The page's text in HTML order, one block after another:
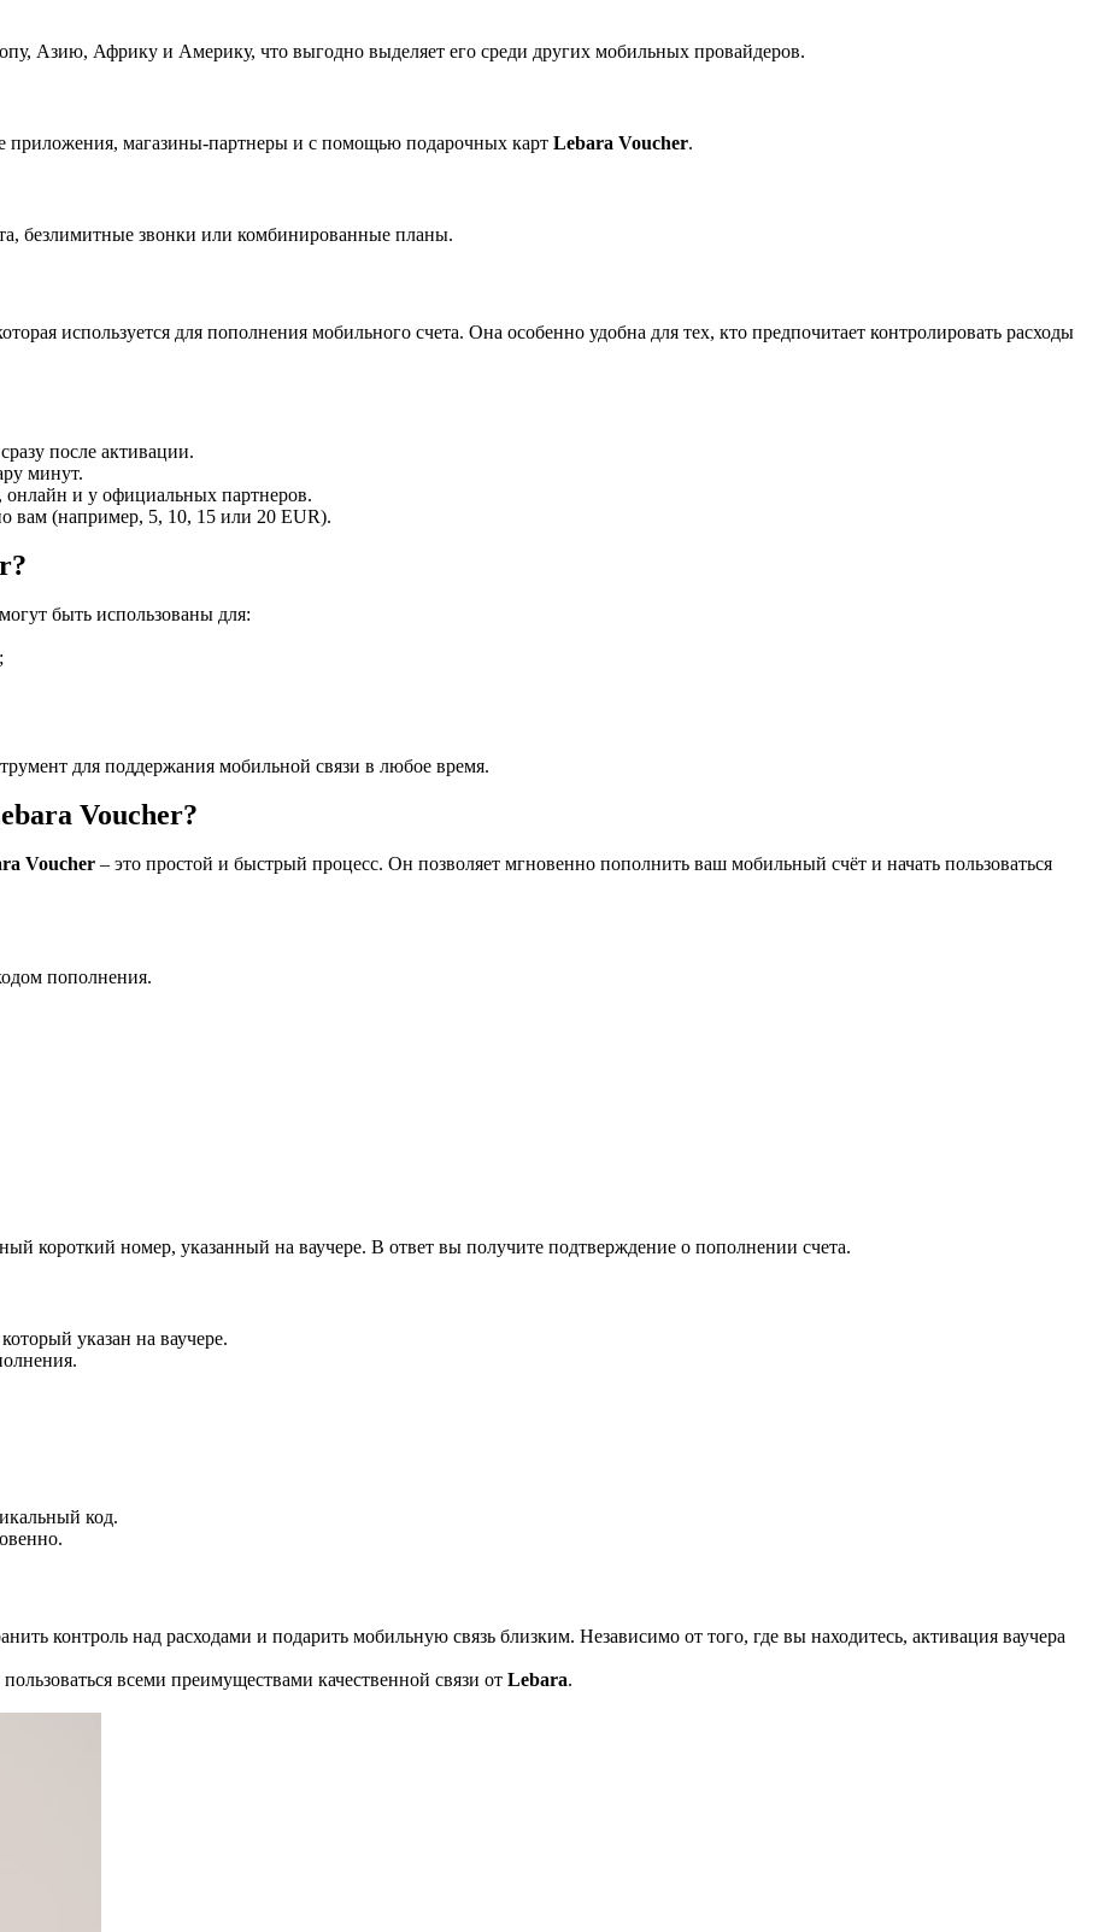
Азию, Африку и Америку, что выгодно выделяет его среди других мобильных провайдеров.
приложения, магазины-партнеры и с помощью подарочных карт Lebara Voucher.
безлимитные звонки или комбинированные планы.
используется для пополнения мобильного счета. Она особенно удобна для тех, кто предпочитает контролировать расходы
после активации.
минут.
онлайн и у официальных партнеров.
вам (например, 5, 10, 15 или 20 EUR).
быть использованы для:
для поддержания мобильной связи в любое время.
Voucher?
Voucher – это простой и быстрый процесс. Он позволяет мгновенно пополнить ваш мобильный счёт и начать пользоваться
пополнения.
короткий номер, указанный на ваучере. В ответ вы получите подтверждение о пополнении счета.
указан на ваучере.
код.
контроль над расходами и подарить мобильную связь близким. Независимо от того, где вы находитесь, активация ваучера
всеми преимуществами качественной связи от Lebara.